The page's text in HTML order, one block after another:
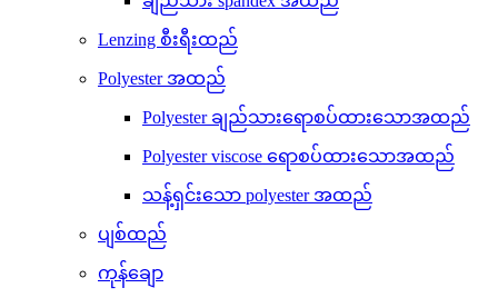
Lenzing စီးရီးထည်
Polyester အထည်
Polyester ချည်သားရောစပ်ထားသောအထည်
Polyester viscose ရောစပ်ထားသောအထည်
သန့်ရှင်းသော polyester အထည်
ပျစ်ထည်
ကုန်ချော